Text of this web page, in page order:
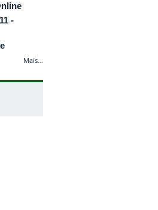
-
Mais…